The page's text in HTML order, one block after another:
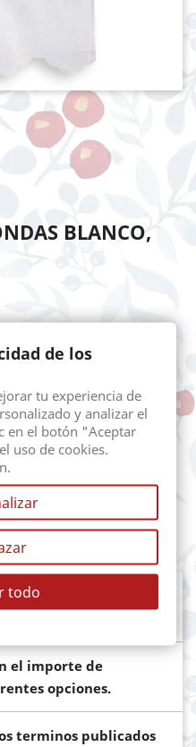
BLANCO,
50X115 cm.
CARRITO
pago segura del
el importe de
opciones.
terminos publicados
de los
tu experiencia de
y analizar el
en el botón "Aceptar
uso de cookies.
todo